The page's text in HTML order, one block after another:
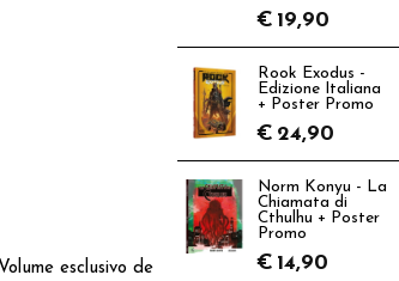
esclusivo de
€ 19,90
Rook Exodus -
Edizione Italiana
+ Poster Promo
€ 24,90
Norm Konyu - La
Chiamata di
Cthulhu + Poster
Promo
€ 14,90